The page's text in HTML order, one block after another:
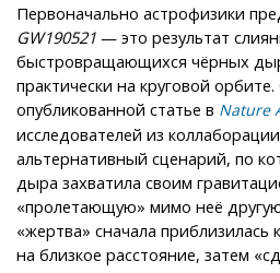
Первоначально астрофизики
GW190521 — это результат
быстровращающихся чёрных
практически на круговой
опубликованной статье в Nature
исследователей из
альтернативный сценарий, по
дыра захватила своим
«пролетающую» мимо неё
«жертва» сначала
на близкое расстояние, затем